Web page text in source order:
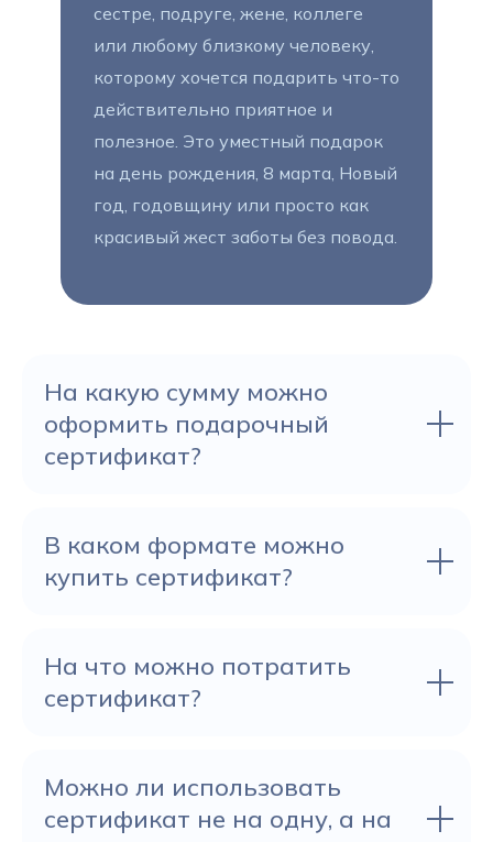
сестре, подруге, жене, коллеге
или любому близкому человеку,
которому хочется подарить что-то
действительно приятное и
полезное. Это уместный подарок
на день рождения, 8 марта, Новый
год, годовщину или просто как
красивый жест заботы без повода.
На какую сумму можно
оформить подарочный
сертификат?
В каком формате можно
купить сертификат?
На что можно потратить
сертификат?
Можно ли использовать
сертификат не на одну, а на